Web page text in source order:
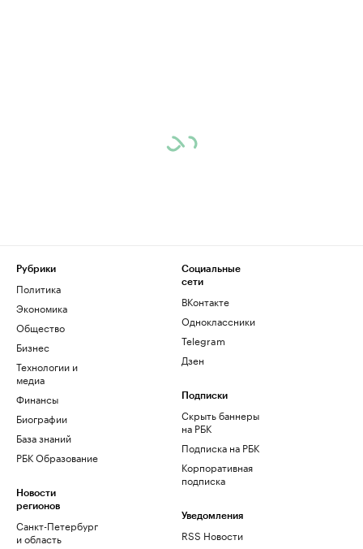
Рубрики
Политика
Экономика
Общество
Бизнес
Технологии и
медиа
Финансы
Биографии
База знаний
РБК Образование
Новости
регионов
Санкт-Петербург
и область
Социальные
сети
ВКонтакте
Одноклассники
Telegram
Дзен
Подписки
Скрыть баннеры
на РБК
Подписка на РБК
Корпоративная
подписка
Уведомления
RSS Новости